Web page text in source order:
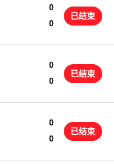
0
0
已结束
0
0
已结束
0
0
已结束